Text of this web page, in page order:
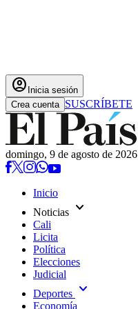
account_circle Inicia sesión
Crea cuenta SUSCRÍBETE
domingo, 9 de agosto de 2026
Inicio
Noticias expand_more
Cali
Licita
Política
Elecciones
Judicial
Deportes expand_more
Economía